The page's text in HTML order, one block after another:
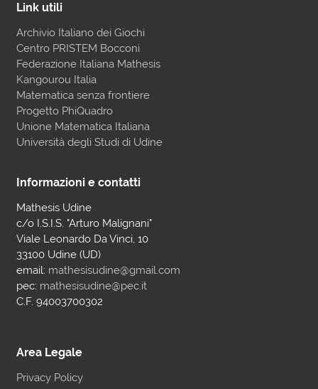
Link utili
Archivio Italiano dei Giochi
Centro PRISTEM Bocconi
Federazione Italiana Mathesis
Kangourou Italia
Matematica senza frontiere
Progetto PhiQuadro
Unione Matematica Italiana
Università degli Studi di Udine
Informazioni e contatti
Mathesis Udine
c/o I.S.I.S. "Arturo Malignani"
Viale Leonardo Da Vinci, 10
33100 Udine (UD)
email: mathesisudine@gmail.com
pec: mathesisudine@pec.it
C.F. 94003700302
Area Legale
Privacy Policy